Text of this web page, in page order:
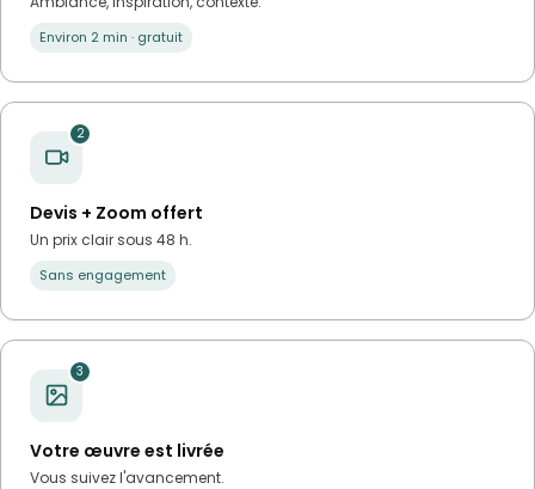
Environ 2 min · gratuit
2
Devis + Zoom offert
Un prix clair sous 48 h.
Sans engagement
3
Votre œuvre est livrée
Vous suivez l'avancement.